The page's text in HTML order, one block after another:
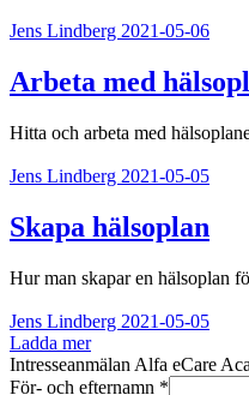
Jens Lindberg 2021-05-06
Arbeta med
Hitta och arbeta med
Jens Lindberg 2021-05-05
Skapa hälsoplan
Hur man skapar en hälsoplan
Jens Lindberg 2021-05-05
Ladda mer
Intresseanmälan Alfa eCare
För- och efternamn *